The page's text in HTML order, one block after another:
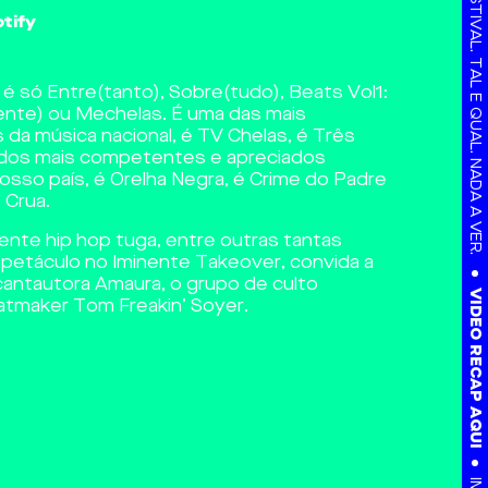
VIDEO RECAP AQUI
é só Entre(tanto), Sobre(tudo), Beats Vol1:
ou Mechelas. É uma das mais
música nacional, é TV Chelas, é Três
mais competentes e apreciados
país, é Orelha Negra, é Crime do Padre
hip hop tuga, entre outras tantas
no Iminente Takeover, convida a
Amaura, o grupo de culto
Tom Freakin’ Soyer.